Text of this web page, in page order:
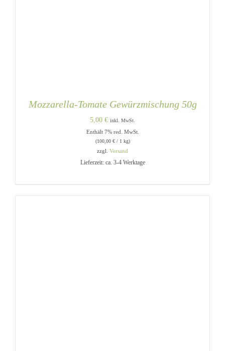
Mozzarella-Tomate Gewürzmischung 50g
5,00 € inkl. MwSt.
Enthält 7% red. MwSt.
(100,00 €/ 1 kg)
zzgl. Versand
Lieferzeit: ca. 3-4 Werktage